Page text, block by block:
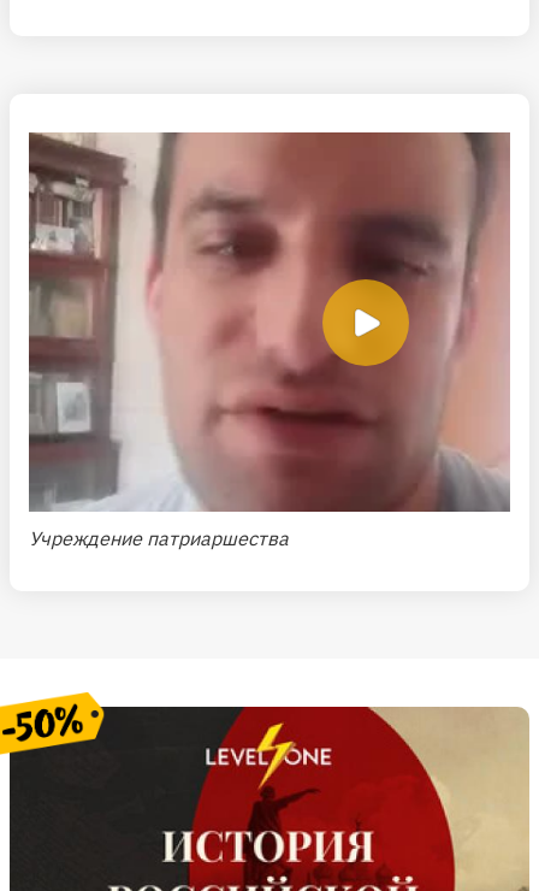
Учреждение патриаршества